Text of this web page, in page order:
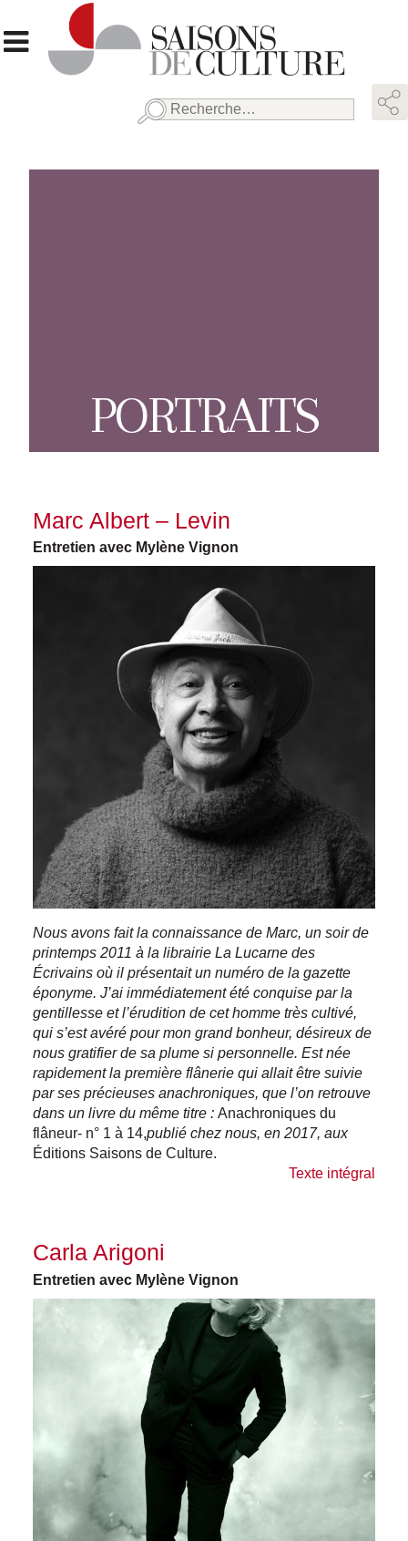
Rechercher :
PORTRAITS
Marc Albert – Levin
Entretien avec Mylène Vignon
Nous avons fait la connaissance de Marc, un soir de
printemps 2011 à la librairie La Lucarne des
Écrivains où il présentait un numéro de la gazette
éponyme. J’ai immédiatement été conquise par la
gentillesse et l’érudition de cet homme très cultivé,
qui s’est avéré pour mon grand bonheur, désireux de
nous gratifier de sa plume si personnelle. Est née
rapidement la première flânerie qui allait être suivie
par ses précieuses anachroniques, que l’on retrouve
dans un livre du même titre : Anachroniques du
flâneur- n° 1 à 14,publié chez nous, en 2017, aux
Éditions Saisons de Culture.
Texte intégral
Carla Arigoni
Entretien avec Mylène Vignon